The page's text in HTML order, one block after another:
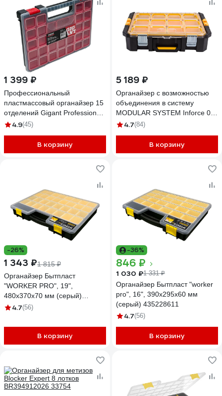
1 399 ₽
Профессиональный
пластмассовый органайзер 15
отделений Gigant Professional
GPMI-2
4.9(45)
В корзину
5 189 ₽
Органайзер с возможностью
объединения в систему
MODULAR SYSTEM Inforce 06-
20-18
4.7(84)
В корзину
-26%
1 343 ₽1 815 ₽
Органайзер Бытпласт
"WORKER PRO", 19",
480x370x70 мм (серый)
43522871122
4.7(56)
В корзину
-36%
846 ₽
1 030 ₽1 331 ₽
Органайзер Бытпласт "worker
pro", 16", 390x295x60 мм
(серый) 435228611
4.7(56)
В корзину